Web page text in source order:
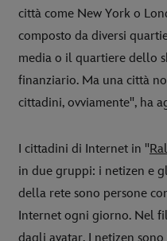
città come New York o
composto da diversi
media o il quartiere dello
finanziario. Ma una città
cittadini, ovviamente", ha
I cittadini di Internet in "
in due gruppi: i netizen e
della rete sono persone
Internet ogni giorno. Nel
dagli avatar. I netizen